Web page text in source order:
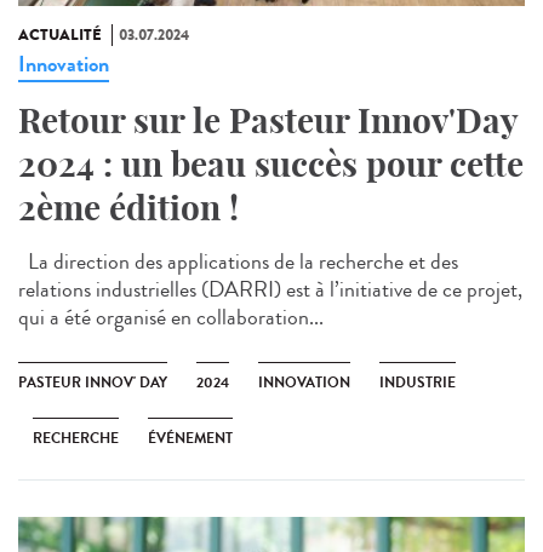
ACTUALITÉ 03.07.2024
Innovation
Retour sur le Pasteur Innov'Day
2024 : un beau succès pour cette
2ème édition !
La direction des applications de la recherche et des
relations industrielles (DARRI) est à l’initiative de ce projet,
qui a été organisé en collaboration...
PASTEUR INNOV' DAY 2024 INNOVATION INDUSTRIE
RECHERCHE ÉVÉNEMENT